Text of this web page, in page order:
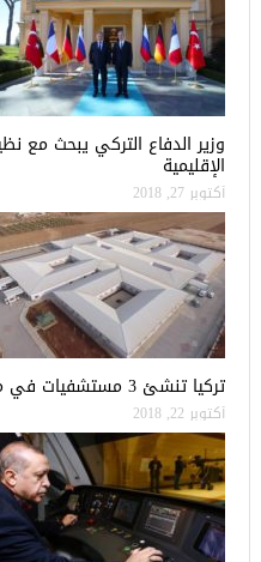
وزير الدفاع التركي يبحث مع
الإقليمية
أكتوبر 27, 2018
تركيا تنشئ 3 مستشفيات في مناطق درع الفرات بسوريا
أكتوبر 22, 2018